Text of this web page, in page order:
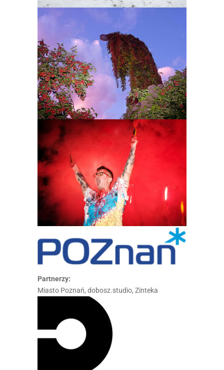
Partnerzy:
Miasto Poznań, dobosz.studio, Zinteka